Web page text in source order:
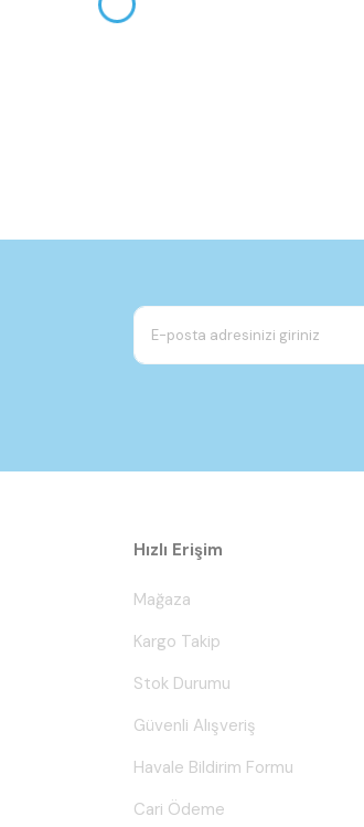
Hızlı Erişim
Mağaza
Kargo Takip
Stok Durumu
Güvenli Alışveriş
Havale Bildirim Formu
Cari Ödeme